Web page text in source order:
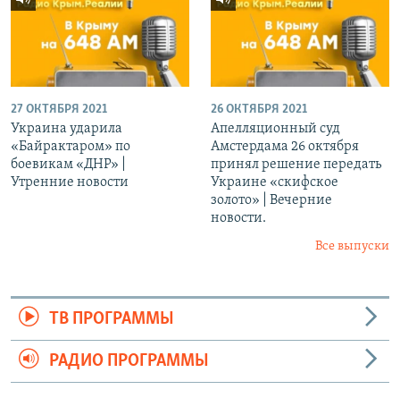
27 ОКТЯБРЯ 2021
Украина ударила
«Байрактаром» по
боевикам «ДНР» |
Утренние новости
26 ОКТЯБРЯ 2021
Апелляционный суд
Амстердама 26 октября
принял решение передать
Украине «скифское
золото» | Вечерние
новости.
Все выпуски
ТВ ПРОГРАММЫ
РАДИО ПРОГРАММЫ